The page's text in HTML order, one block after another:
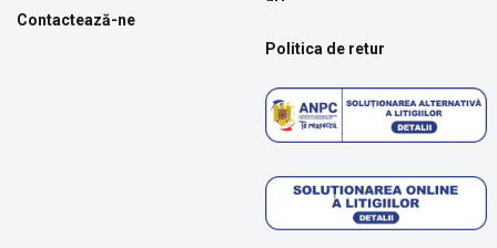
Contactează-ne
Politica de retur